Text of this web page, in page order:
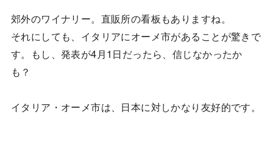
郊外のワイナリー。直販所の看板もありますね。
それにしても、イタリアにオーメ市があることが驚きで
す。もし、発表が4月1日だったら、信じなかったか
も？
イタリア・オーメ市は、日本に対しかなり友好的です。